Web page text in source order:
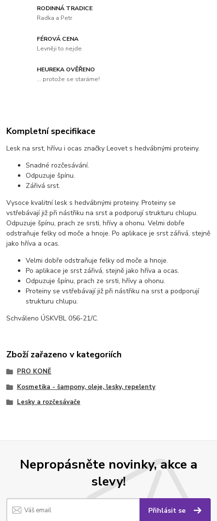
RODINNÁ TRADICE
Radka a Petr
FÉROVÁ CENA
Levněji to nejde
HEUREKA OVĚŘENO
... protože se staráme!
Kompletní specifikace
Lesk na srst, hřívu i ocas značky Leovet s hedvábnými proteiny.
Snadné rozčesávání.
Odpuzuje špínu.
Zářivá srst.
Vysoce kvalitní lesk s hedvábnými proteiny. Proteiny se
vstřebávají již při nástřiku na srst a podporují strukturu chlupu.
Odpuzuje špínu, prach ze srsti, hřívy a ohonu. Velmi dobře
odstraňuje felky od moče a hnoje. Po aplikace je srst zářivá, stejně
jako hříva a ocas.
Velmi dobře odstraňuje felky od moče a hnoje.
Po aplikace je srst zářivá, stejně jako hříva a ocas.
Odpuzuje špínu, prach ze srsti, hřívy a ohonu.
Proteiny se vstřebávají již při nástřiku na srst a podporují
strukturu chlupu.
Schváleno ÚSKVBL 056-21/C.
Zboží zařazeno v kategoriích
PRO KONĚ
Kosmetika - šampony, oleje, lesky, repelenty
Lesky a rozčesávače
Nepropásněte novinky, akce a
slevy!
Přihlásit se